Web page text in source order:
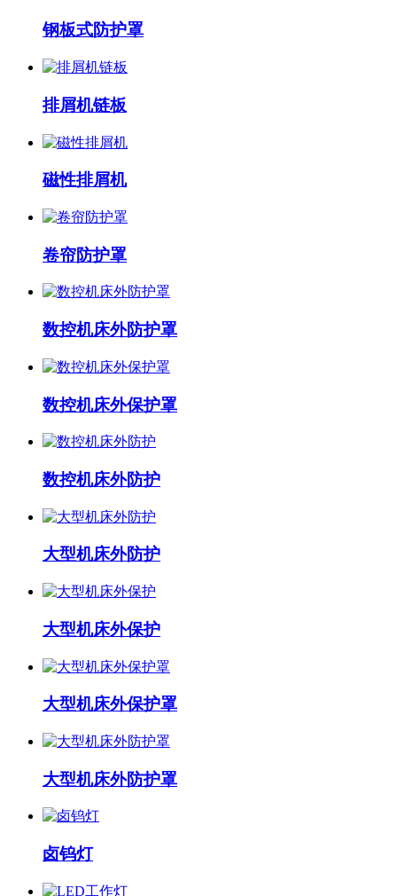
钢板式防护罩
排屑机链板
磁性排屑机
卷帘防护罩
数控机床外防护罩
数控机床外保护罩
数控机床外防护
大型机床外防护
大型机床外保护
大型机床外保护罩
大型机床外防护罩
卤钨灯